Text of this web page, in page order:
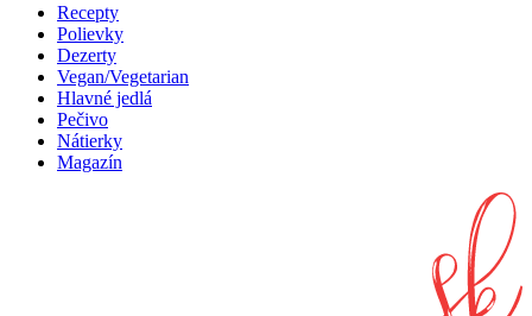
Recepty
Polievky
Dezerty
Vegan/Vegetarian
Hlavné jedlá
Pečivo
Nátierky
Magazín